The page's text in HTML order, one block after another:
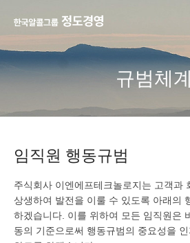
규범체
임직원 행동규범
주식회사 이엔에프테크놀로지는 고객과
상생하여 발전을 이룰 수 있도록 아래의
하겠습니다. 이를 위하여 모든 임직원은
동의 기준으로써 행동규범의 중요성을